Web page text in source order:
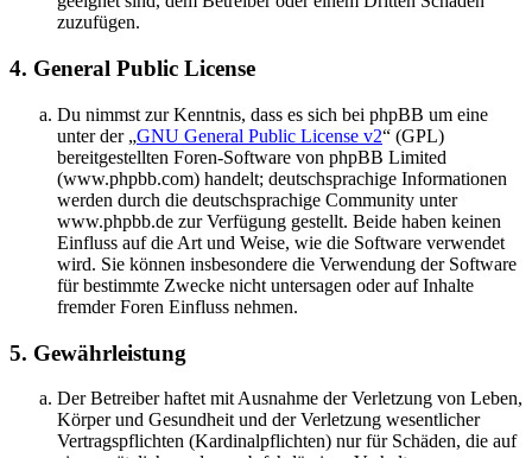
zuzufügen.
4. General Public License
Du nimmst zur Kenntnis, dass es sich bei phpBB um eine
unter der „GNU General Public License v2“ (GPL)
bereitgestellten Foren-Software von phpBB Limited
(www.phpbb.com) handelt; deutschsprachige Informationen
werden durch die deutschsprachige Community unter
www.phpbb.de zur Verfügung gestellt. Beide haben keinen
Einfluss auf die Art und Weise, wie die Software verwendet
wird. Sie können insbesondere die Verwendung der Software
für bestimmte Zwecke nicht untersagen oder auf Inhalte
fremder Foren Einfluss nehmen.
5. Gewährleistung
Der Betreiber haftet mit Ausnahme der Verletzung von Leben,
Körper und Gesundheit und der Verletzung wesentlicher
Vertragspflichten (Kardinalpflichten) nur für Schäden, die auf